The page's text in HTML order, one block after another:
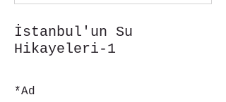
İstanbul'un Su
Hikayeleri-1
*Ad